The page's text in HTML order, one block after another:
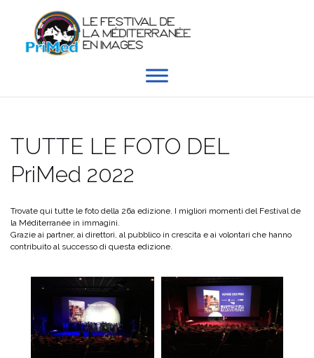
content
TUTTE LE FOTO DEL
PriMed 2022
Trovate qui tutte le foto della 26a edizione. I migliori momenti del Festival de
la Méditerranée in immagini.
Grazie ai partner, ai direttori, al pubblico in crescita e ai volontari che hanno
contribuito al successo di questa edizione.